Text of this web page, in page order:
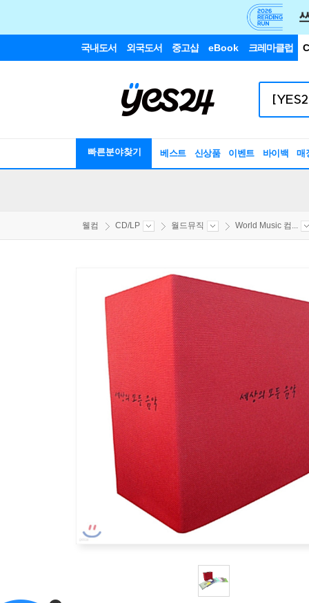
국내도서 외국도서 중고샵 eBook 크레마클럽
빠른분야찾기 베스트 신상품 이벤트 바이백 매
웰컴 CD/LP 월드뮤직 World Music 컴...